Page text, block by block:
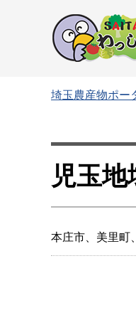
埼玉農産物ポー
児玉地
本庄市、美里町